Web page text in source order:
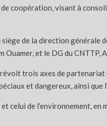
coopération, visant à
de la direction générale
et le DG du CNTTP,
trois axes de
et dangereux, ainsi que
celui de l’environnement,